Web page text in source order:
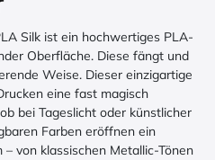
Silk ist ein hochwertiges PLA-
Oberfläche. Diese fängt und
Weise. Dieser einzigartige
eine fast magisch
bei Tageslicht oder künstlicher
Farben eröffnen ein
von klassischen Metallic-Tönen